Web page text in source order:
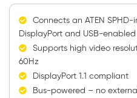
Connects an ATEN
DisplayPort and USB-
Supports high video
60Hz
DisplayPort 1.1 compliant
Bus-powered – no